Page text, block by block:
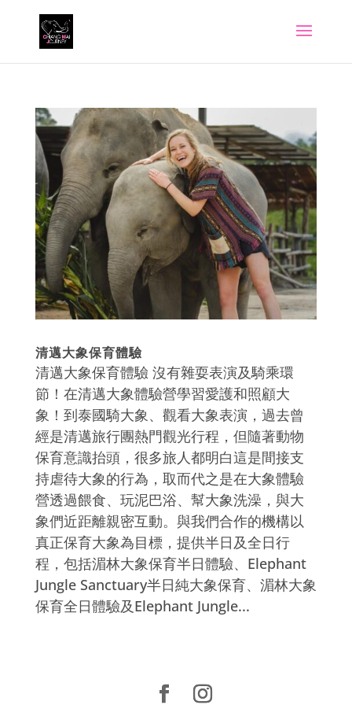
清邁大象保育體驗
清邁大象保育體驗 沒有雜耍表演及騎乘環
節！在清邁大象體驗營學習愛護和照顧大
象！到泰國騎大象、觀看大象表演，過去曾
經是清邁旅行團熱門觀光行程，但隨著動物
保育意識抬頭，很多旅人都明白這是間接支
持虐待大象的行為，取而代之是在大象體驗
營透過餵食、玩泥巴浴、幫大象洗澡，與大
象們近距離親密互動。與我們合作的機構以
真正保育大象為目標，提供半日及全日行
程，包括湄林大象保育半日體驗、Elephant
Jungle Sanctuary半日純大象保育、湄林大象
保育全日體驗及Elephant Jungle...